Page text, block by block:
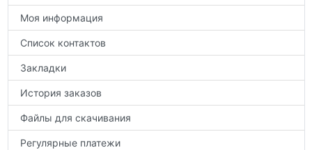
Моя информация
Список контактов
Закладки
История заказов
Файлы для скачивания
Регулярные платежи